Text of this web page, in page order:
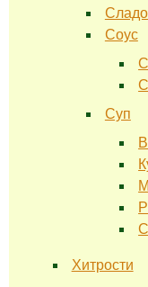
Соус
Суп
Хитрости